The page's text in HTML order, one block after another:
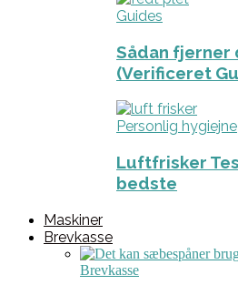
Guides
Sådan
(Verificeret
Personlig hygiejne
Luftfrisker
bedste
Maskiner
Brevkasse
Brevkasse